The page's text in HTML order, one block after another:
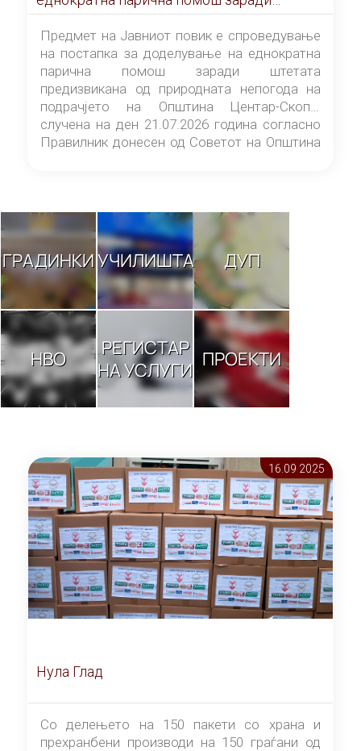
штетата предизвикана од природната
непогода на подрачјето на Општина
Центар-Скопје случена на ден 21.07.2026
година
Предмет на Јавниот повик е спроведување
на постапка за доделување на еднократна
парична помош заради штетата
предизвикана од природната непогода на
подрачјето на Општина Центар-Скопје
случена на ден 21.07.2026 година согласно
Правилник донесен од Советот на Општина
ГРАДИНКИУЧИЛИШТА ДУП
НВО
РЕГИСТАР
НА УСЛУГИ ПРОЕКТИ
16.09 2025
Нула Глад
Со делењето на 150 пакети со храна и
прехранбени производи на 150 граѓани од